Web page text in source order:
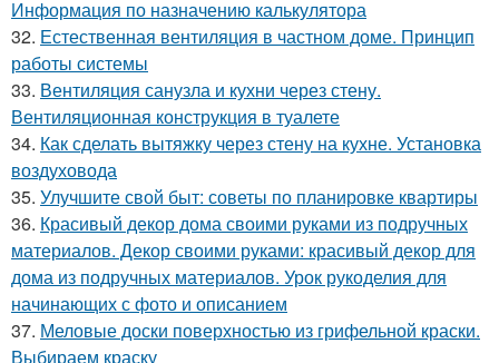
Информация по назначению калькулятора
32. Естественная вентиляция в частном доме. Принцип
работы системы
33. Вентиляция санузла и кухни через стену.
Вентиляционная конструкция в туалете
34. Как сделать вытяжку через стену на кухне. Установка
воздуховода
35. Улучшите свой быт: советы по планировке квартиры
36. Красивый декор дома своими руками из подручных
материалов. Декор своими руками: красивый декор для
дома из подручных материалов. Урок рукоделия для
начинающих с фото и описанием
37. Меловые доски поверхностью из грифельной краски.
Выбираем краску